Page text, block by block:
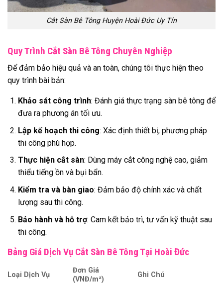
Cắt Sàn Bê Tông Huyện Hoài Đức Uy Tín
Quy Trình Cắt Sàn Bê Tông Chuyên Nghiệp
Để đảm bảo hiệu quả và an toàn, chúng tôi thực hiện theo
quy trình bài bản:
Khảo sát công trình: Đánh giá thực trạng sàn bê tông để
đưa ra phương án tối ưu.
Lập kế hoạch thi công: Xác định thiết bị, phương pháp
thi công phù hợp.
Thực hiện cắt sàn: Dùng máy cắt công nghệ cao, giảm
thiểu tiếng ồn và bụi bẩn.
Kiểm tra và bàn giao: Đảm bảo độ chính xác và chất
lượng sau thi công.
Bảo hành và hỗ trợ: Cam kết bảo trì, tư vấn kỹ thuật sau
thi công.
Bảng Giá Dịch Vụ Cắt Sàn Bê Tông Tại Hoài Đức
Loại Dịch Vụ
Đơn Giá
(VNĐ/m²)
Ghi Chú